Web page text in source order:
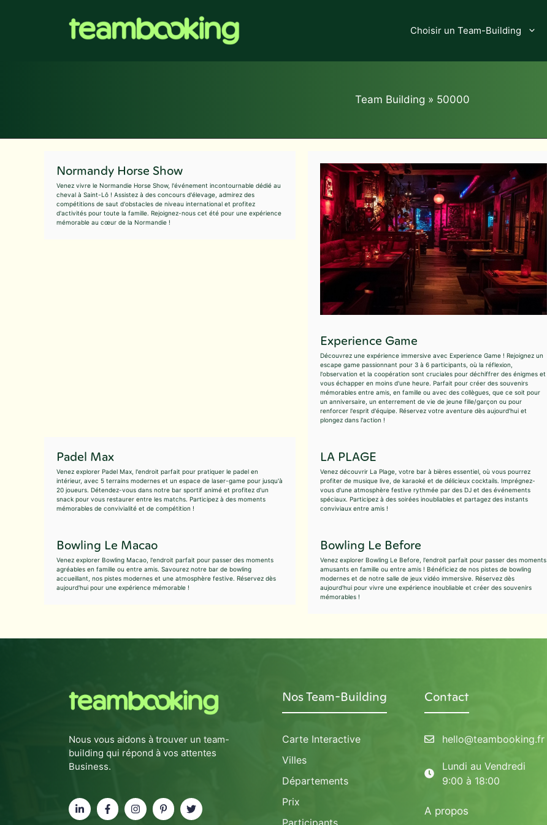
Choisir un Team-Building
Team Building » 50000
Normandy Horse Show
Venez vivre le Normandie Horse Show, l'événement incontournable dédié au
cheval à Saint-Lô ! Assistez à des concours d'élevage, admirez des
compétitions de saut d'obstacles de niveau international et profitez
d'activités pour toute la famille. Rejoignez-nous cet été pour une expérience
mémorable au cœur de la Normandie !
Experience Game
Découvrez une expérience immersive avec Experience Game ! Rejoignez un
escape game passionnant pour 3 à 6 participants, où la réflexion,
l'observation et la coopération sont cruciales pour déchiffrer des énigmes et
vous échapper en moins d'une heure. Parfait pour créer des souvenirs
mémorables entre amis, en famille ou avec des collègues, que ce soit pour
un anniversaire, un enterrement de vie de jeune fille/garçon ou pour
renforcer l'esprit d'équipe. Réservez votre aventure dès aujourd'hui et
plongez dans l'action !
Padel Max
Venez explorer Padel Max, l'endroit parfait pour pratiquer le padel en
intérieur, avec 5 terrains modernes et un espace de laser-game pour jusqu'à
20 joueurs. Détendez-vous dans notre bar sportif animé et profitez d'un
snack pour vous restaurer entre les matchs. Participez à des moments
mémorables de convivialité et de compétition !
LA PLAGE
Venez découvrir La Plage, votre bar à bières essentiel, où vous pourrez
profiter de musique live, de karaoké et de délicieux cocktails. Imprégnez-
vous d'une atmosphère festive rythmée par des DJ et des événements
spéciaux. Participez à des soirées inoubliables et partagez des instants
conviviaux entre amis !
Bowling Le Macao
Venez explorer Bowling Macao, l'endroit parfait pour passer des moments
agréables en famille ou entre amis. Savourez notre bar de bowling
accueillant, nos pistes modernes et une atmosphère festive. Réservez dès
aujourd'hui pour une expérience mémorable !
Bowling Le Before
Venez explorer Bowling Le Before, l'endroit parfait pour passer des moments
amusants en famille ou entre amis ! Bénéficiez de nos pistes de bowling
modernes et de notre salle de jeux vidéo immersive. Réservez dès
aujourd'hui pour vivre une expérience inoubliable et créer des souvenirs
mémorables !
Nous vous aidons à trouver un team-
building qui répond à vos attentes
Business.
Nos Team-Building
Carte Interactive
Villes
Départements
Prix
Participants
Contact
hello@teambooking.fr
Lundi au Vendredi
9:00 à 18:00
A propos